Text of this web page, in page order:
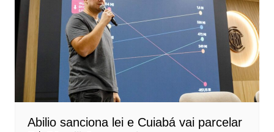
Abilio sanciona lei e Cuiabá vai parcelar